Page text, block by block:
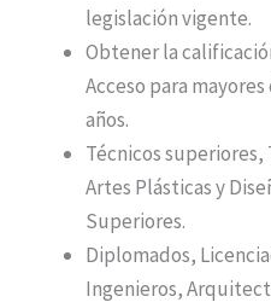
legislación vigente.
Obtener la
Acceso para mayores
años.
Técnicos
Artes Plásticas y
Superiores.
Diplomados,
Ingenieros,